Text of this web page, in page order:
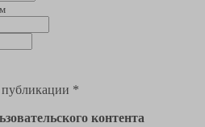
публикации *
контента